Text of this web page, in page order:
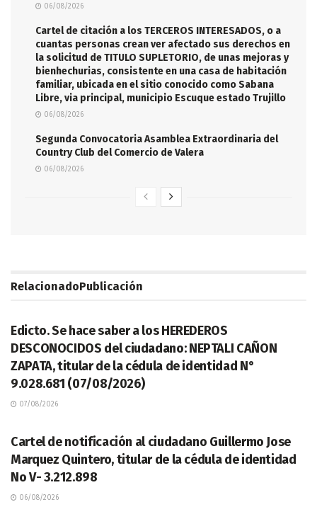
06/08/2026
Cartel de citación a los TERCEROS INTERESADOS, o a
cuantas personas crean ver afectado sus derechos en
la solicitud de TITULO SUPLETORIO, de unas mejoras y
bienhechurias, consistente en una casa de habitación
familiar, ubicada en el sitio conocido como Sabana
Libre, via principal, municipio Escuque estado Trujillo
06/08/2026
Segunda Convocatoria Asamblea Extraordinaria del
Country Club del Comercio de Valera
06/08/2026
RelacionadoPublicación
Edicto. Se hace saber a los HEREDEROS
DESCONOCIDOS del ciudadano: NEPTALI CAÑON
ZAPATA, titular de la cédula de identidad N°
9.028.681 (07/08/2026)
07/08/2026
Cartel de notificación al ciudadano Guillermo Jose
Marquez Quintero, titular de la cédula de identidad
No V- 3.212.898
06/08/2026